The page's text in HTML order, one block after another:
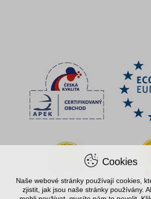
Cookies
Naše webové stránky používají cookies,
zjistit, jak jsou naše stránky používány.